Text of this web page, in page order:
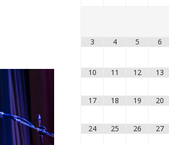
3 4 5 6
10 11 12 13
17 18 19 20
24 25 26 27